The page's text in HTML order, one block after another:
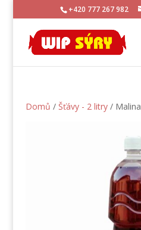
+420 777 267 982
Domů / Šťávy - 2 litry/ Malina